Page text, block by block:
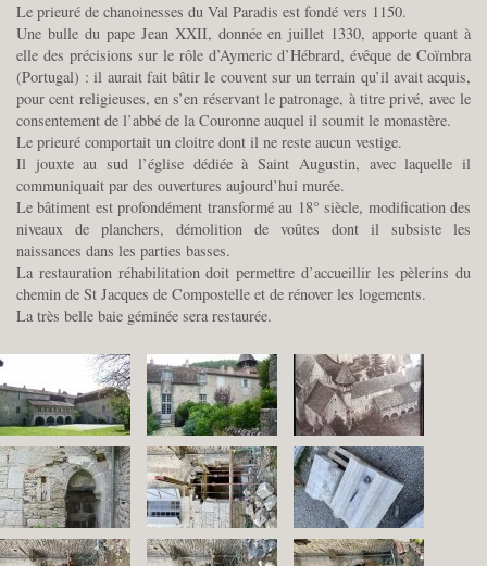
Le prieuré de chanoinesses du Val Paradis est fondé vers 1150.
Une bulle du pape Jean XXII, donnée en juillet 1330, apporte quant à
elle des précisions sur le rôle d’Aymeric d’Hébrard, évêque de Coïmbra
(Portugal) : il aurait fait bâtir le couvent sur un terrain qu’il avait acquis,
pour cent religieuses, en s’en réservant le patronage, à titre privé, avec le
consentement de l’abbé de la Couronne auquel il soumit le monastère.
Le prieuré comportait un cloitre dont il ne reste aucun vestige.
Il jouxte au sud l’église dédiée à Saint Augustin, avec laquelle il
communiquait par des ouvertures aujourd’hui murée.
Le bâtiment est profondément transformé au 18° siècle, modification des
niveaux de planchers, démolition de voûtes dont il subsiste les
naissances dans les parties basses.
La restauration réhabilitation doit permettre d’accueillir les pèlerins du
chemin de St Jacques de Compostelle et de rénover les logements.
La très belle baie géminée sera restaurée.